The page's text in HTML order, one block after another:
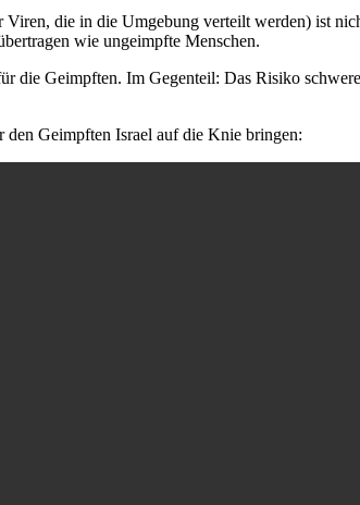
die in die Umgebung verteilt werden) ist
wie ungeimpfte Menschen.
Geimpften. Im Gegenteil: Das Risiko
Geimpften Israel auf die Knie bringen: